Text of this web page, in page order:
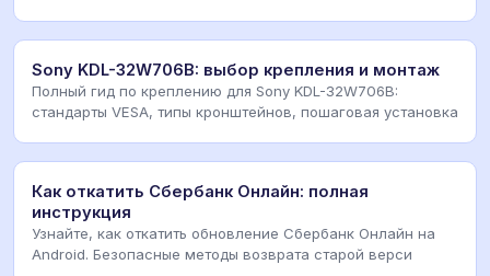
Sony KDL-32W706B: выбор крепления и монтаж
Полный гид по креплению для Sony KDL-32W706B:
стандарты VESA, типы кронштейнов, пошаговая установка
Как откатить Сбербанк Онлайн: полная
инструкция
Узнайте, как откатить обновление Сбербанк Онлайн на
Android. Безопасные методы возврата старой верси